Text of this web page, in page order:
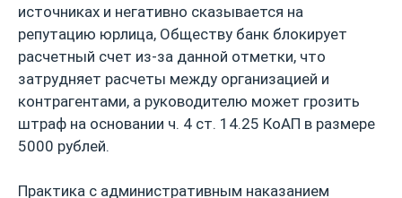
источниках и негативно сказывается на
репутацию юрлица, Обществу банк блокирует
расчетный счет из-за данной отметки, что
затрудняет расчеты между организацией и
контрагентами, а руководителю может грозить
штраф на основании ч. 4 ст. 14.25 КоАП в размере
5000 рублей.
Практика с административным наказанием